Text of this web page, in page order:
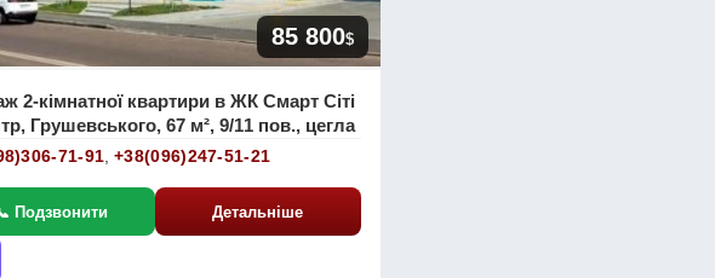
85 800$
2-кімнатної квартири в ЖК Смарт Сіті
Грушевського, 67 м², 9/11 пов., цегла
71-91 ,+38(096)247-51-21
Подзвонити Детальніше